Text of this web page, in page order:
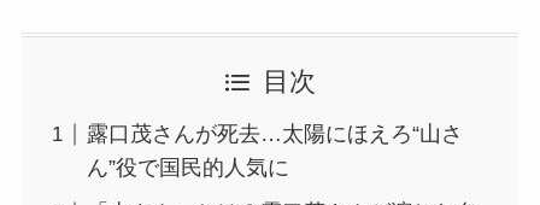
目次
露口茂さんが死去…太陽にほえろ“山さ
ん”役で国民的人気に